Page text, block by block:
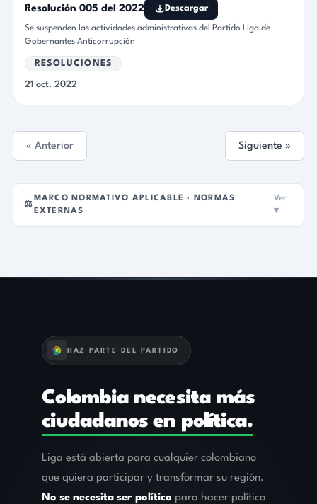
Resolución 005 del 2022 Descargar
Se suspenden las actividades administrativas del Partido Liga de
Gobernantes Anticorrupción
RESOLUCIONES
21 oct. 2022
« Anterior Siguiente »
⚖️
MARCO NORMATIVO APLICABLE · NORMAS
EXTERNAS
Ver
▾
HAZ PARTE DEL PARTIDO
Colombia necesita más
ciudadanos en política.
Liga está abierta para cualquier colombiano
que quiera participar y transformar su región.
No se necesita ser político para hacer política